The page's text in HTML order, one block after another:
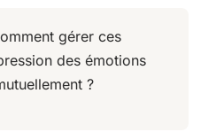
gérer ces
des émotions
?